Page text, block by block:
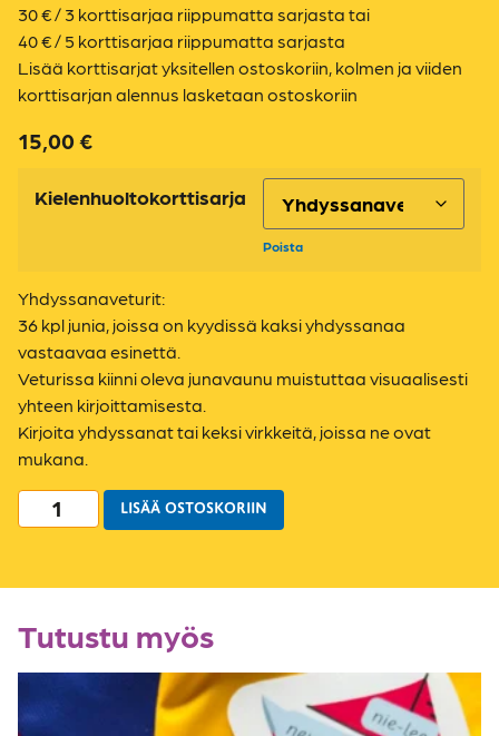
30 € / 3 korttisarjaa riippumatta sarjasta tai
40 € / 5 korttisarjaa riippumatta sarjasta
Lisää korttisarjat yksitellen ostoskoriin, kolmen ja viiden
korttisarjan alennus lasketaan ostoskoriin
15,00€
Kielenhuoltokorttisarja
Poista
Yhdyssanaveturit:
36 kpl junia, joissa on kyydissä kaksi yhdyssanaa
vastaavaa esinettä.
Veturissa kiinni oleva junavaunu muistuttaa visuaalisesti
yhteen kirjoittamisesta.
Kirjoita yhdyssanat tai keksi virkkeitä, joissa ne ovat
mukana.
LISÄÄ OSTOSKORIIN
Tutustu myös